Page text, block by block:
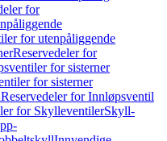
for
for utenpåliggende
Reservedeler for
for sisterner
for sisterner
Reservedeler for Innløpsventil
for SkylleventilerSkyll-